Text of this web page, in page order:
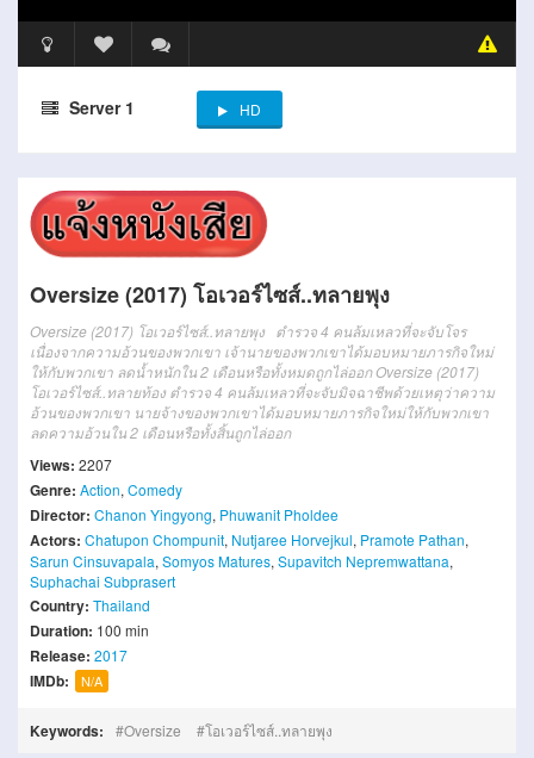
Server 1 HD
Oversize (2017) โอเวอร์ไซส์..ทลายพุง
Oversize (2017) โอเวอร์ไซส์..ทลายพุง ตำรวจ 4 คนล้มเหลวที่จะจับโจร
เนื่องจากความอ้วนของพวกเขา เจ้านายของพวกเขาได้มอบหมายภารกิจใหม่
ให้กับพวกเขา ลดน้ำหนักใน 2 เดือนหรือทั้งหมดถูกไล่ออกOversize (2017)
โอเวอร์ไซส์..ทลายท้อง ตำรวจ 4 คนล้มเหลวที่จะจับมิจฉาชีพด้วยเหตุว่าความ
อ้วนของพวกเขา นายจ้างของพวกเขาได้มอบหมายภารกิจใหม่ให้กับพวกเขา
ลดความอ้วนใน 2 เดือนหรือทั้งสิ้นถูกไล่ออก
Views: 2207
Genre: Action, Comedy
Director: Chanon Yingyong, Phuwanit Pholdee
Actors: Chatupon Chompunit, Nutjaree Horvejkul, Pramote Pathan,
Sarun Cinsuvapala, Somyos Matures, Supavitch Nepremwattana,
Suphachai Subprasert
Country: Thailand
Duration: 100 min
Release: 2017
IMDb: N/A
Keywords: Oversize โอเวอร์ไซส์..ทลายพุง